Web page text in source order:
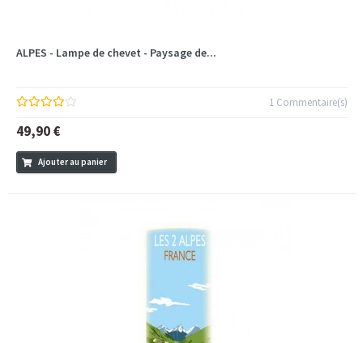
ALPES - Lampe de chevet - Paysage de...
1 Commentaire(s)
49,90 €
Ajouter au panier